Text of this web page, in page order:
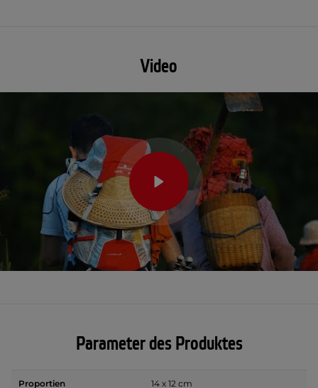
Video
Parameter des Produktes
Proportien 14 x 12 cm